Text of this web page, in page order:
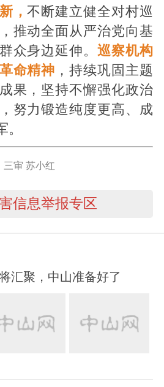
，不断建立健全对村巡
推动全面从严治党向基
众身边延伸。巡察机构
命精神 ，持续巩固主题
果，坚持不懈强化政治
努力锻造纯度更高、成
审 苏小红
信息举报专区
汇聚，中山准备好了